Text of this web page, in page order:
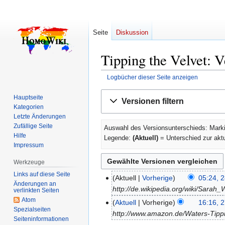
Tipping the Velvet:
Logbücher dieser Seite anzeigen
Navigation
Suche
Versionen filtern
Auswahl des Versionsunterschieds:
Legende: (Aktuell) = Unterschied zur
28.
September
2011
Aktuell Vorherige
05:24,
http://de.wikipedia.org/wiki/
27.
September
Aktuell Vorherige
16:16,
http://www.amazon.de/Waters-
Seite Diskussion
Hauptseite
Kategorien
Letzte Änderungen
Zufällige Seite
Hilfe
Impressum
Werkzeuge
Links auf diese Seite
Änderungen an
verlinkten Seiten
Atom
Spezialseiten
Seiten­­informationen